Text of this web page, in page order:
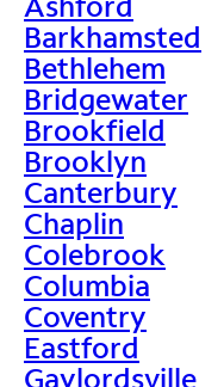
Barkhamsted
Bethlehem
Bridgewater
Brookfield
Brooklyn
Canterbury
Chaplin
Colebrook
Columbia
Coventry
Eastford
Gaylordsville